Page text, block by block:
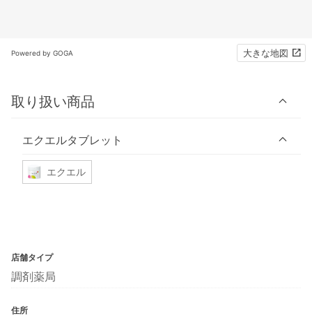
Powered by GOGA 大きな地図
取り扱い商品
エクエルタブレット
エクエル
店舗タイプ
調剤薬局
住所